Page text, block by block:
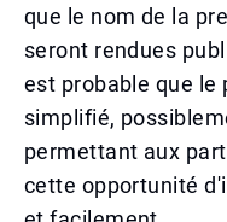
que le nom de la
seront rendues
est probable que le
simplifié,
permettant aux
cette opportunité